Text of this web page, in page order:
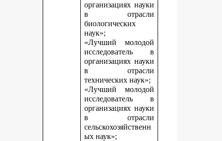
организациях науки
в отрасли
биологических
наук»;
«Лучший молодой
исследователь в
организациях науки
в отрасли
технических наук»;
«Лучший молодой
исследователь в
организациях науки
в отрасли
сельскохозяйственн
ых наук»;